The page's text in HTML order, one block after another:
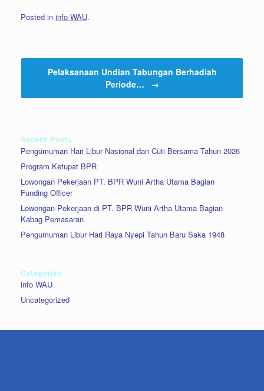
Posted in info WAU.
Pelaksanaan Undian Tabungan Berhadiah
Periode…
→
Recent Posts
Pengumuman Hari Libur Nasional dan Cuti Bersama Tahun 2026
Program Ketupat BPR
Lowongan Pekerjaan PT. BPR Wuni Artha Utama Bagian
Funding Officer
Lowongan Pekerjaan di PT. BPR Wuni Artha Utama Bagian
Kabag Pemasaran
Pengumuman Libur Hari Raya Nyepi Tahun Baru Saka 1948
Categories
info WAU
Uncategorized